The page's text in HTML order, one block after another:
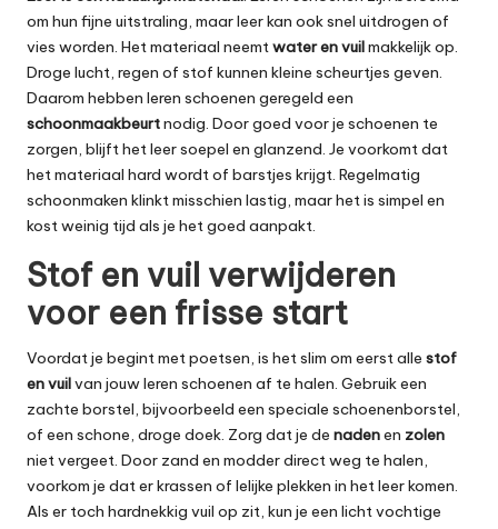
om hun fijne uitstraling, maar leer kan ook snel uitdrogen of
vies worden. Het materiaal neemtwater en vuilmakkelijk op.
Droge lucht, regen of stof kunnen kleine scheurtjes geven.
Daarom hebben leren schoenen geregeld een
schoonmaakbeurtnodig. Door goed voor je schoenen te
zorgen, blijft het leer soepel en glanzend. Je voorkomt dat
het materiaal hard wordt of barstjes krijgt. Regelmatig
schoonmaken klinkt misschien lastig, maar het is simpel en
kost weinig tijd als je het goed aanpakt.
Stof en vuil verwijderen
voor een frisse start
Voordat je begint met poetsen, is het slim om eerst alle stof
en vuilvan jouw leren schoenen af te halen. Gebruik een
zachte borstel, bijvoorbeeld een speciale schoenenborstel,
of een schone, droge doek. Zorg dat je de nadenen zolen
niet vergeet. Door zand en modder direct weg te halen,
voorkom je dat er krassen of lelijke plekken in het leer komen.
Als er toch hardnekkig vuil op zit, kun je een licht vochtige